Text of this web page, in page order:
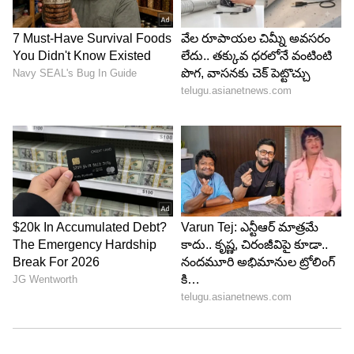
Image Credit : Asianet News
ఎటూ తేల్చలేని పెద్ది
మెగా పవర్ స్టార్ రాంచరణ్ పెద్ది చిత్రాన్ని ట్రేడ్ విశ్లేషకులు
కూడా ఎటూ తేల్చలేకపోతున్నారు. తెలుగు రాష్ట్రాల్లో ఈ
కానీ ఇది పాన్ ఇండియా మూవీ. కాబట్టి నార్త్, ఓవర్సీస్
రిజల్ట్ కూడా కీలకం. కానీ ఆ ఏరియాల్లో పెద్ది ఫ్లాప్ అనే
చెప్పాలి. తెలుగు రాష్ట్రాల్లో కలెక్షన్స్ కుమ్మేసింది కాబట్టి
సూపర్ హిట్ అనలేం.. హిందీ, ఓవర్సీస్ లో కలెక్షన్స్ రాలేదు
కాబట్టి ఫ్లాప్ అని అనలేం.
5